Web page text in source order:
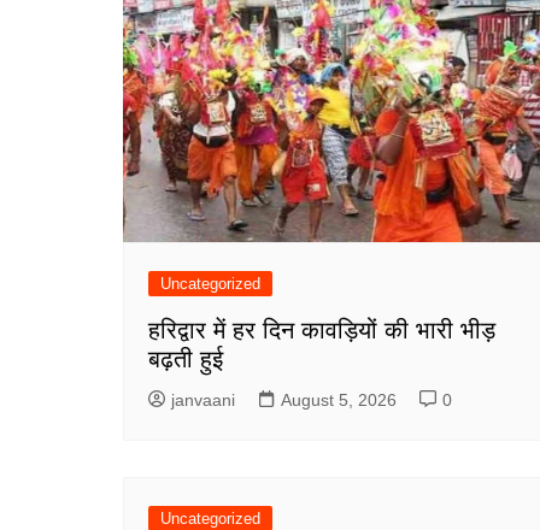
Uncategorized
हरिद्वार में हर दिन कावड़ियों की भारी भीड़
बढ़ती हुई
janvaani August 5, 2026 0
Uncategorized